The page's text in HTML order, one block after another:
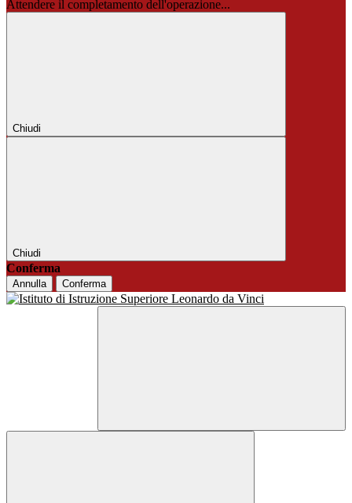
Attendere il completamento dell'operazione...
Chiudi
Chiudi
Conferma
Annulla Conferma